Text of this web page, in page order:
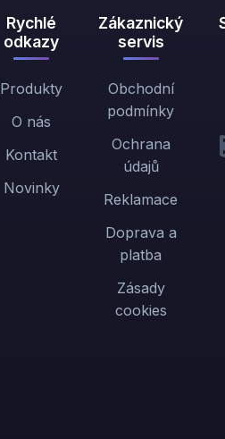
Rychlé
odkazy
Produkty
O nás
Kontakt
Novinky
Zákaznický
servis
Obchodní
podmínky
Ochrana
údajů
Reklamace
Doprava a
platba
Zásady
cookies